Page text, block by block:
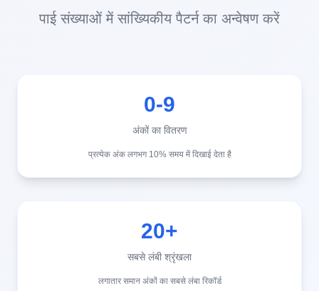
पाई संख्याओं में सांख्यिकीय पैटर्न का अन्वेषण करें
0-9
अंकों का वितरण
प्रत्येक अंक लगभग 10% समय में दिखाई देता है
20+
सबसे लंबी श्रृंखला
लगातार समान अंकों का सबसे लंबा रिकॉर्ड